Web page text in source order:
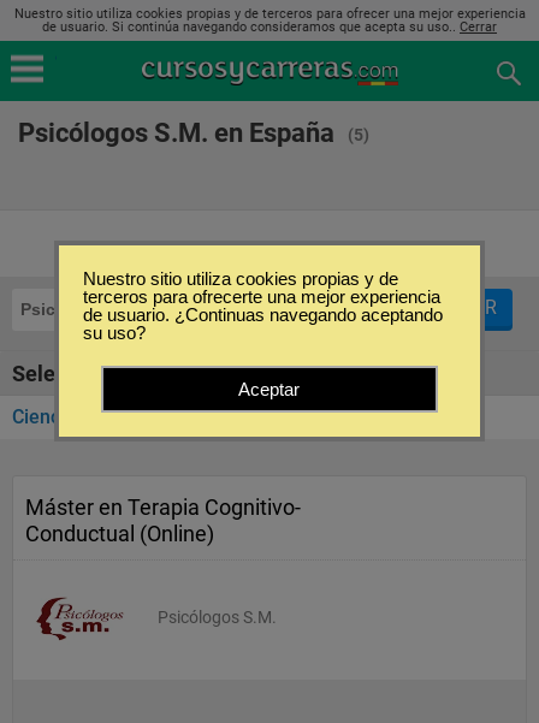
Nuestro sitio utiliza cookies propias y de terceros para ofrecer una mejor experiencia
de usuario. Si continúa navegando consideramos que acepta su uso.. Cerrar
Psicólogos S.M. en España (5)
Psicólogos S.M. FILTRAR
Seleccione la categoría
Ciencias Sociales y Humanidades(5)
Máster en Terapia Cognitivo-
Conductual (Online)
Psicólogos S.M.
Nuestro sitio utiliza cookies propias y de
terceros para ofrecerte una mejor experiencia
de usuario. ¿Continuas navegando aceptando
su uso?
Aceptar